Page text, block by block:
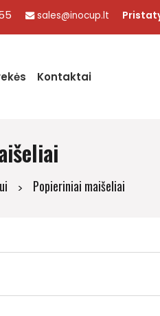
sales@inocup.lt
Kontaktai
Popieriniai maišeliai